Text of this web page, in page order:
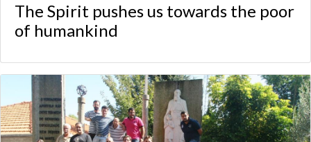
The Spirit pushes us towards the poor
of humankind